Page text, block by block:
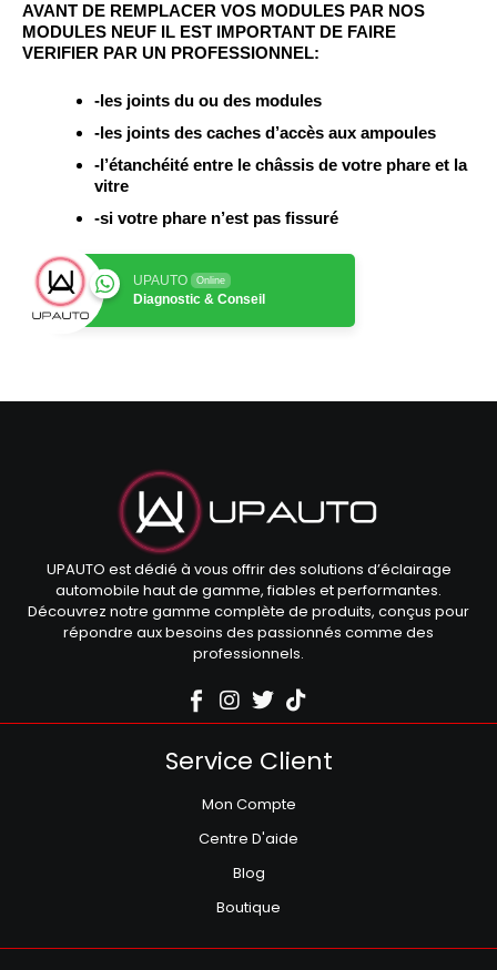
AVANT DE REMPLACER VOS MODULES PAR NOS
MODULES NEUF IL EST IMPORTANT DE FAIRE
VERIFIER PAR UN PROFESSIONNEL:
-les joints du ou des modules
-les joints des caches d’accès aux ampoules
-l’étanchéité entre le châssis de votre phare et la
vitre
-si votre phare n’est pas fissuré
UPAUTO Online
Diagnostic & Conseil
UPAUTO est dédié à vous offrir des solutions d’éclairage
automobile haut de gamme, fiables et performantes.
Découvrez notre gamme complète de produits, conçus pour
répondre aux besoins des passionnés comme des
professionnels.
Service Client
Mon Compte
Centre D'aide
Blog
Boutique